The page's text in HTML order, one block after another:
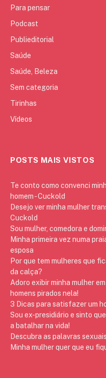
Para pensar
Podcast
Publieditorial
Saúde
Saúde, Beleza
Sem categoria
Tirinhas
Vídeos
POSTS MAIS VISTOS
Te conto como convenci
homem - Cuckold
Desejo ver minha mulher
Cuckold
Sou mulher, comedora e
Minha primeira vez numa
esposa
Por que tem mulheres que
da calça?
Adoro exibir minha mulher
homens pirados nela!
3 Dicas para satisfazer um
Sou ex-presidiário e sinto
a batalhar na vida!
Descubra as palavras
Minha mulher quer que eu